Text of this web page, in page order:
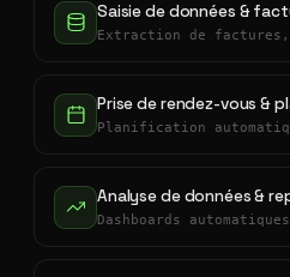
Saisie de données &
Extraction de factures,
Prise de rendez-vous &
Planification
Analyse de données &
Dashboards